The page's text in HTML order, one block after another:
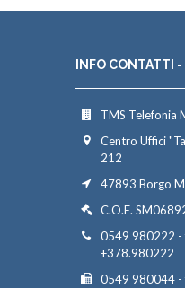
INFO CONTATTI
TMS Telefonia
Centro Uffici
212
47893 Borgo
C.O.E.
0549 980222 -
+378.980222
0549 980044 -